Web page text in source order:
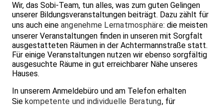
Wir, das Sobi-Team, tun alles, was zum guten Gelingen
unserer Bildungsveranstaltungen beiträgt. Dazu zählt für
uns auch eine angenehme Lernatmosphäre: die meisten
unserer Veranstaltungen finden in unseren mit Sorgfalt
ausgestatteten Räumen in der Achtermannstraße statt.
Für einige Veranstaltungen nutzen wir ebenso sorgfältig
ausgesuchte Räume in gut erreichbarer Nähe unseres
Hauses.
In unserem Anmeldebüro und am Telefon erhalten
Sie kompetente und individuelle Beratung, für